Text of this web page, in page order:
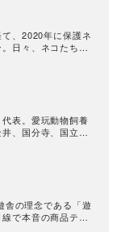
、2020年に保護ネ
日々、ネコたちの
表。愛玩動物飼養
、国分寺、国立な
舎の理念である「遊
で本音の商品テス